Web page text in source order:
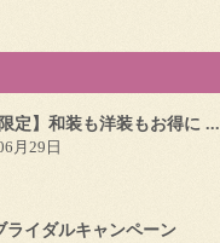
限定】和装も洋装もお得に ...
月29日
ライダルキャンペーン